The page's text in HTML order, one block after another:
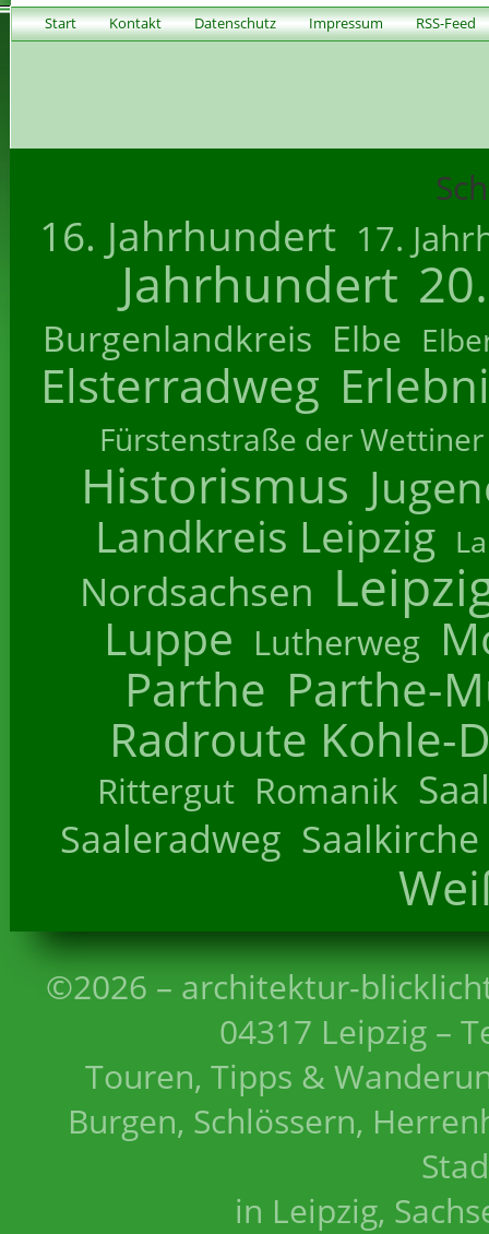
Start Kontakt Datenschutz Impressum RSS-Feed
16. Jahrhundert 17.
Jahrhundert
Burgenlandkreis Elbe
Elsterradweg
Fürstenstraße der Wettiner
Historismus
Landkreis Leipzig
Nordsachsen
Luppe Lutherweg
Parthe Parthe-
Radroute Kohle-
Rittergut Romanik
Saaleradweg Saalkirche
©2026 – architektur-
04317 Leipzig –
Touren, Tipps &
Burgen, Schlössern,
in Leipzig,